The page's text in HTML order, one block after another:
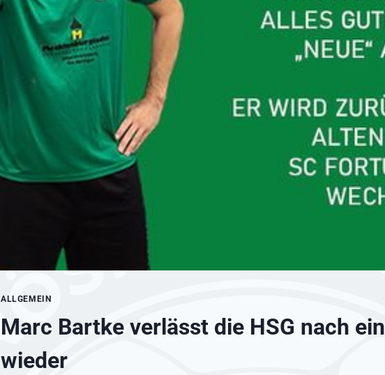
ALLGEMEIN
Marc Bartke verlässt die HSG nach
wieder